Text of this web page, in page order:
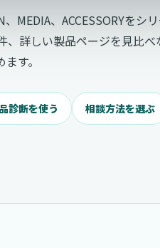
、MEDIA、ACCESSORYをシ
、詳しい製品ページを見比
す。
診断を使う 相談方法を選ぶ